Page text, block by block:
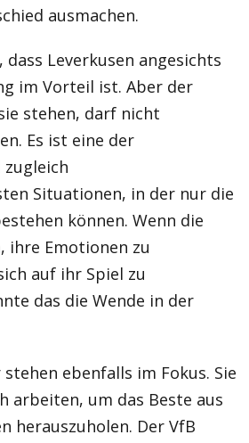
ausmachen.
dass Leverkusen angesichts
im Vorteil ist. Aber der
stehen, darf nicht
Es ist eine der
Situationen, in der nur die
können. Wenn die
ihre Emotionen zu
auf ihr Spiel zu
das die Wende in der
ebenfalls im Fokus. Sie
arbeiten, um das Beste aus
herauszuholen. Der VfB